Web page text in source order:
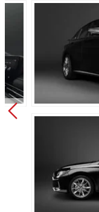
Передняя подвеска:
Задняя подвеска:
Передние тормоза:
Гарантия: